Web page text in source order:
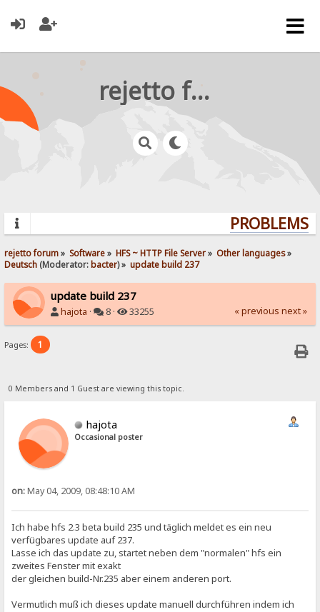
rejetto forum
rejetto forum» Software» HFS ~ HTTP File Server» Other languages»
Deutsch (Moderator: bacter) » update build 237
update build 237
hajota · 8 · 33255 « previous next »
Pages: 1
0 Members and 1 Guest are viewing this topic.
hajota
Occasional poster
on:May 04, 2009, 08:48:10 AM
Ich habe hfs 2.3 beta build 235 und täglich meldet es ein neu
verfügbares update auf 237.
Lasse ich das update zu, startet neben dem "normalen" hfs ein
zweites Fenster mit exakt
der gleichen build-Nr.235 aber einem anderen port.
Vermutlich muß ich dieses update manuell durchführen indem ich